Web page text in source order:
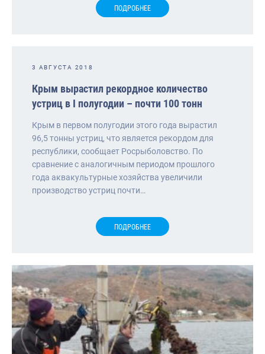
ПОДРОБНЕЕ
3 АВГУСТА 2018
Крым вырастил рекордное количество
устриц в I полугодии – почти 100 тонн
Крым в первом полугодии этого года вырастил
96,5 тонны устриц, что является рекордом для
республики, сообщает Росрыболовство. По
сравнение с аналогичным периодом прошлого
года аквакультурные хозяйства увеличили
производство устриц почти…
ПОДРОБНЕЕ